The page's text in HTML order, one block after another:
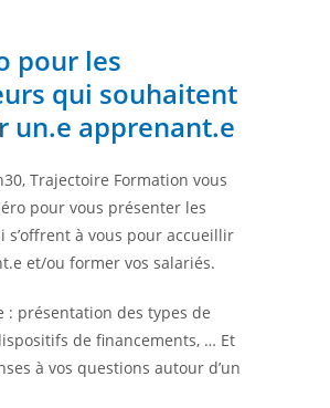
pour les
qui souhaitent
un.e apprenant.e
Trajectoire Formation vous
pour vous présenter les
s’offrent à vous pour accueillir
et/ou former vos salariés.
: présentation des types de
de financements, … Et
à vos questions autour d’un